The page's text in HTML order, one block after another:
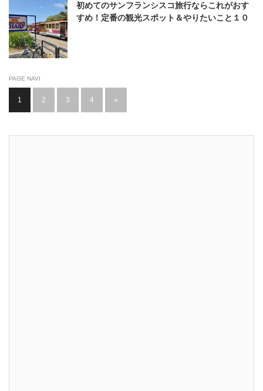
初めてのサンフランシスコ旅行ならこれがおす
すめ！定番の観光スポット＆やりたいこと１０
PAGE NAVI
1 2 3 4 »